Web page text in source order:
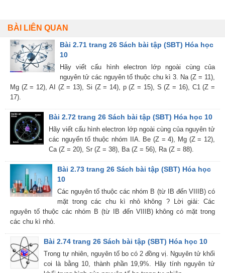
BÀI LIÊN QUAN
Bài 2.71 trang 26 Sách bài tập (SBT) Hóa học
10
Hãy viết cấu hình electron lớp ngoài cùng của
nguyên tử các nguyên tố thuộc chu kì 3. Na (Z = 11),
Mg (Z = 12), AI (Z = 13), Si (Z = 14), p (Z = 15), S (Z = 16), C1 (Z =
17).
Bài 2.72 trang 26 Sách bài tập (SBT) Hóa học 10
Hãy viết cấu hình electron lớp ngoài cùng của nguyên tử
các nguyển tố thuộc nhóm IIA. Be (Z = 4), Mg (Z = 12),
Ca (Z = 20), Sr (Z = 38), Ba (Z = 56), Ra (Z = 88).
Bài 2.73 trang 26 Sách bài tập (SBT) Hóa học
10
Các nguyên tố thuộc các nhóm B (từ IB đến VIIIB) có
mặt trong các chu kì nhỏ không ? Lời giải: Các
nguyên tố thuộc các nhóm B (từ IB đến VIIIB) không có mặt trong
các chu kì nhỏ.
Bài 2.74 trang 26 Sách bài tập (SBT) Hóa học 10
Trong tự nhiên, nguyên tố bo có 2 đồng vị. Nguyên tử khối
coi là bằng 10, thành phần 19,9%. Hãy tính nguyên tử